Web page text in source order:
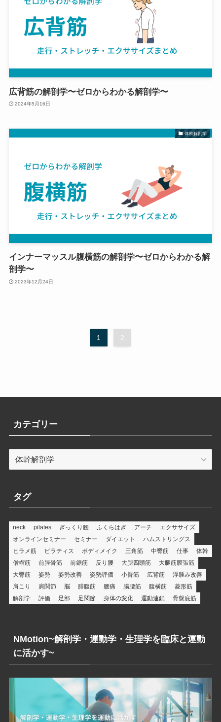
広背筋の解剖学〜ゼロからわかる解剖学〜
2024年5月16日
体幹解剖学
インナーマッスル腹横筋の解剖学〜ゼロからわかる解
剖学〜
2023年12月24日
1 2
カテゴリー
テ
ー
タグ
neck pilates ぎっくり腰 ふくらはぎ アーチ
エクササイズ
オンラインセミナー
セミナー ダイエット
ハムストリングス
ヒラメ筋
ピラティス ボディメイク 三角筋 中臀筋 仕事
体幹
僧帽筋
前脛骨筋 前鋸筋 反り腰 大腿四頭筋
大腿筋膜張筋
大臀筋
姿勢 姿勢改善 姿勢評価 小臀筋 広背筋
浮腫み改善
肩こり
肩関節 脳 腓腹筋 腰痛 腸腰筋 腹横筋
菱形筋
解剖学
評価 足部 足関節 身体の変化 運動連鎖 骨盤底筋
NMotion~解剖学・運動学・生理学を臨床と運動
に活かす~